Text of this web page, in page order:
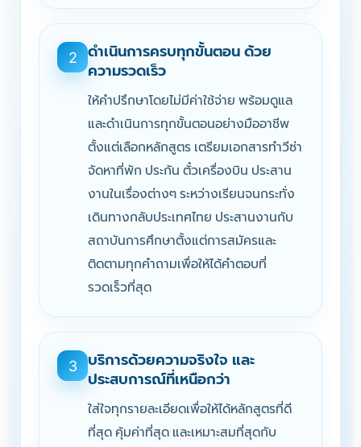
2
ดำเนินการครบทุกขั้นตอน ด้วย
ความรวดเร็ว
ให้คำปรึกษาโดยไม่มีค่าใช้จ่าย พร้อมดูแล
และดำเนินการทุกขั้นตอนอย่างมืออาชีพ
ตั้งแต่เลือกหลักสูตร เตรียมเอกสารทำวีซ่า
จัดหาที่พัก ประกัน ตั๋วเครื่องบิน ประสาน
งานในเรื่องต่างๆ ระหว่างเรียนจนกระทั่ง
เดินทางกลับประเทศไทย ประสานงานกับ
สถาบันการศึกษาตั้งแต่การสมัครและ
ติดตามทุกคำถามเพื่อให้ได้คำตอบที่
รวดเร็วที่สุด
3
บริการด้วยความจริงใจ และ
ประสบการณ์ที่เหนือกว่า
ใส่ใจทุกรายละเอียดเพื่อให้ได้หลักสูตรที่ดี
ที่สุด คุ้มค่าที่สุด และเหมาะสมที่สุดกับ